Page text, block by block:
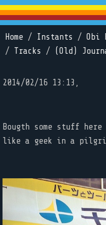
Home / Instants / Obi
/ Tracks / (Old)
2014/02/16 13:13,
Bougth some stuff
like a geek in a